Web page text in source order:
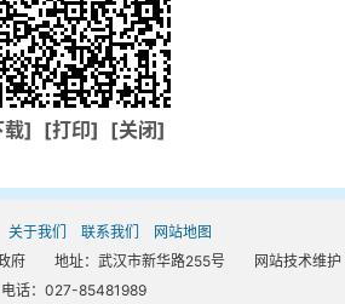
] [打印] [关闭]
关于我们 联系我们
网站地图
政府 地址：武汉市新华路255号 网站技术维护
电话：027-85481989